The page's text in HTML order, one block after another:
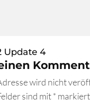
Update 4
wird nicht
sind mit* markiert